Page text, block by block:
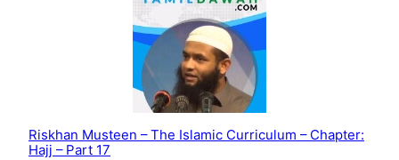
Riskhan Musteen – The Islamic Curriculum – Chapter:
Hajj – Part 17